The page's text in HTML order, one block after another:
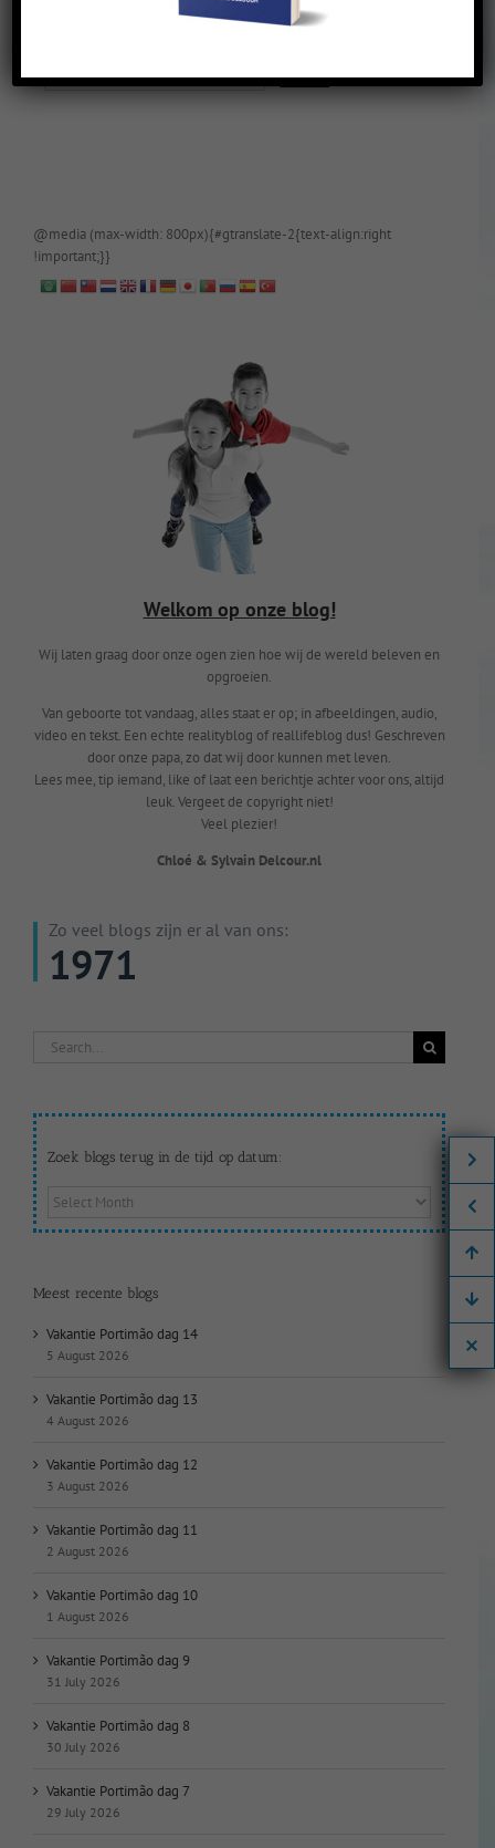
@media (max-width: 800px){#gtranslate-2{text-align:right
!important;}}
Welkom op onze blog!
Wij laten graag door onze ogen zien hoe wij de wereld beleven en
opgroeien.
Van geboorte tot vandaag, alles staat er op; in afbeeldingen, audio,
video en tekst. Een echte realityblog of reallifeblog dus! Geschreven
door onze papa, zo dat wij door kunnen met leven.
Lees mee, tip iemand, like of laat een berichtje achter voor ons, altijd
leuk. Vergeet de copyright niet!
Veel plezier!
Chloé & Sylvain Delcour.nl
Zo veel blogs zijn er al van ons:
1971
Search
Zoek blogs terug in de tijd op datum:
Zoek
op
datum:
Meest recente blogs
Vakantie Portimão dag 14
5 August 2026
Vakantie Portimão dag 13
4 August 2026
Vakantie Portimão dag 12
3 August 2026
Vakantie Portimão dag 11
2 August 2026
Vakantie Portimão dag 10
1 August 2026
Vakantie Portimão dag 9
31 July 2026
Vakantie Portimão dag 8
30 July 2026
Vakantie Portimão dag 7
29 July 2026